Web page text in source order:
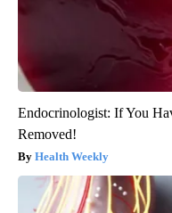
Endocrinologist: If You
Removed!
Health Weekly